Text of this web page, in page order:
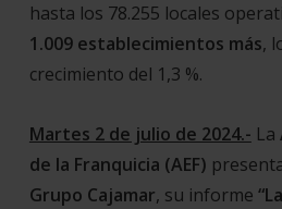
hasta los 78.255 locales
1.009 establecimientos más,
crecimiento del 1,3 %.
Martes 2 de julio de 2024.- La
de la Franquicia (AEF)
Grupo Cajamar, su informe